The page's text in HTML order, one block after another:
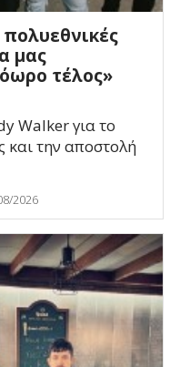
μας
τέλος»
Walker για το
την αποστολή
2026